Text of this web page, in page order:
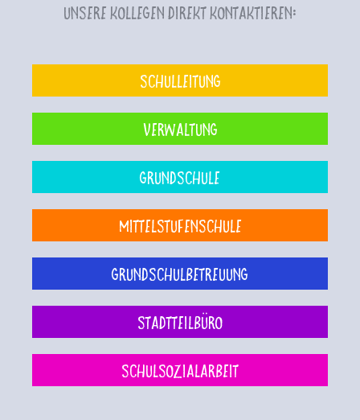
unsere Kollegen direkt kontaktieren:
Schulleitung
Verwaltung
Grundschule
Mittelstufenschule
Grundschulbetreuung
Stadtteilbüro
Schulsozialarbeit